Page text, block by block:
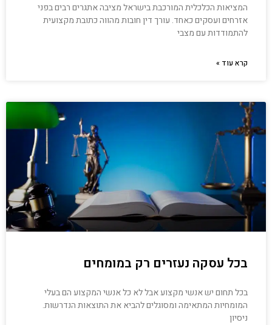
המציאות הכלכלית המורכבת בישראל מציבה אתגרים רבים בפני
אזרחים ועסקים כאחד. עורך דין חובות מהווה כתובת מקצועית
להתמודדות עם מצבי
קרא עוד »
בכל עסקה נעזרים רק במומחים
בכל תחום יש אנשי מקצוע אבל לא כל אנשי המקצוע הם בעלי
המומחיות המתאימה ומסוגלים להביא את התוצאות הנדרשות.
ניסיון